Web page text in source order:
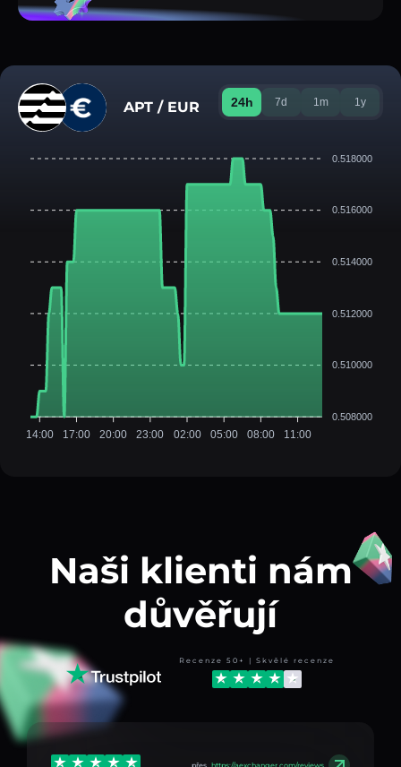
APT / EUR 24h 7d 1m 1y
0.518000
0.516000
0.514000
0.512000
0.510000
0.508000
14:00 17:00 20:00 23:00 02:00 05:00 08:00 11:00
Naši klienti nám
důvěřují
Recenze 50+ | Skvělé recenze
přes https://aexchanger.com/reviews